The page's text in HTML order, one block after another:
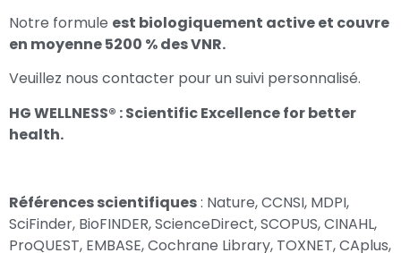
Notre formule est biologiquement active et couvre
en moyenne 5200 % des VNR.
Veuillez nous contacter pour un suivi personnalisé.
HG WELLNESS® : Scientific Excellence for better
health.
Références scientifiques: Nature, CCNSI, MDPI,
SciFinder, BioFINDER, ScienceDirect, SCOPUS, CINAHL,
ProQUEST, EMBASE, Cochrane Library, TOXNET, CAplus,